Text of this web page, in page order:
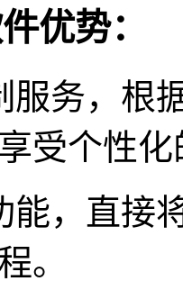
优势：
服务，根
受个性
能，直接
。